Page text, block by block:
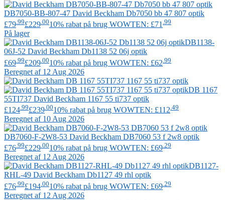
DB7050-BB-807-47 David Beckham Db7050 bb 47 807 optik
£79 .99£229 .0010% rabat på brug WOWTEN: £71 .99
På lager
DB1138-
06J-52 David Beckham Db1138 52 06j optik
£69 .99£209 .0010% rabat på brug WOWTEN: £62 .99
Beregnet af 12 Aug 2026
DB 1167
55TI737 David Beckham 1167 55 ti737 optik
£124 .99£239 .0010% rabat på brug WOWTEN: £112 .49
Beregnet af 10 Aug 2026
DB7060-F-2W8-53 David Beckham DB7060 53 f 2w8 optik
£76 .99£229 .0010% rabat på brug WOWTEN: £69 .29
Beregnet af 12 Aug 2026
DB1127-
RHL-49 David Beckham Db1127 49 rhl optik
£76 .99£194 .0010% rabat på brug WOWTEN: £69 .29
Beregnet af 12 Aug 2026